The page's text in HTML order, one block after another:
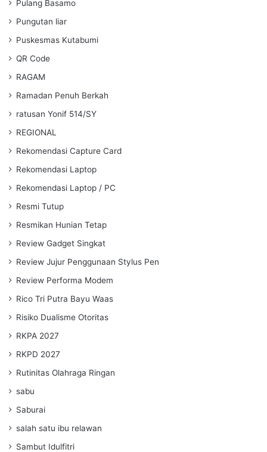
Pulang Basamo
Pungutan liar
Puskesmas Kutabumi
QR Code
RAGAM
Ramadan Penuh Berkah
ratusan Yonif 514/SY
REGIONAL
Rekomendasi Capture Card
Rekomendasi Laptop
Rekomendasi Laptop / PC
Resmi Tutup
Resmikan Hunian Tetap
Review Gadget Singkat
Review Jujur Penggunaan Stylus Pen
Review Performa Modem
Rico Tri Putra Bayu Waas
Risiko Dualisme Otoritas
RKPA 2027
RKPD 2027
Rutinitas Olahraga Ringan
sabu
Saburai
salah satu ibu relawan
Sambut Idulfitri